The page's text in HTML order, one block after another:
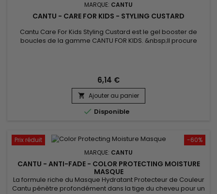
MARQUE: CANTU
CANTU - CARE FOR KIDS - STYLING CUSTARD
Cantu Care For Kids Styling Custard est le gel booster de
boucles de la gamme CANTU FOR KIDS. &nbsp;Il procure
délicats des plus petits !&nbsp; Format 227g&nbsp;
6,14 €
 Ajouter au panier
 Disponible
-60%
Prix réduit
MARQUE: CANTU
CANTU - ANTI-FADE - COLOR PROTECTING MOISTURE
MASQUE
La formule riche du Masque Hydratant Protecteur de Couleur
Cantu pénètre profondément dans la tige du cheveu pour un